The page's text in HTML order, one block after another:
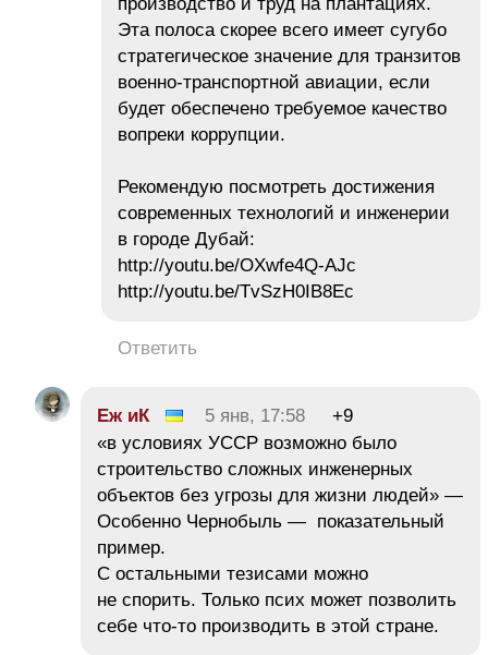
Эта полоса скорее всего имеет сугубо
стратегическое значение для транзитов
военно-транспортной авиации, если
будет обеспечено требуемое качество
вопреки коррупции.
Рекомендую посмотреть достижения
современных технологий и инженерии
в городе Дубай:
http://youtu.be/OXwfe4Q-AJc
http://youtu.be/TvSzH0IB8Ec
Ответить
Еж иК 5 янв, 17:58
+9
«в условиях УССР возможно было
строительство сложных инженерных
объектов без угрозы для жизни людей» —
Особенно Чернобыль — показательный
пример.
С остальными тезисами можно
не спорить. Только псих может позволить
себе что-то производить в этой стране.